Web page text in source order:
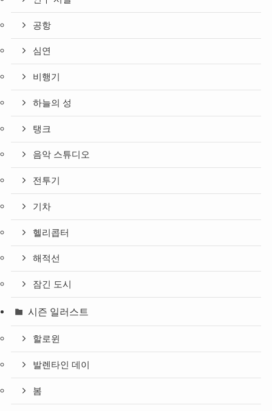
공항
심연
비행기
하늘의 성
탱크
음악 스튜디오
전투기
기차
헬리콥터
해적선
잠긴 도시
시즌 일러스트
할로윈
발렌타인 데이
봄